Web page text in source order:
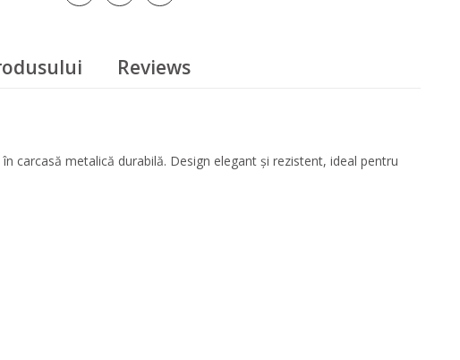
Reviews
carcasă metalică durabilă. Design elegant și rezistent, ideal pentru